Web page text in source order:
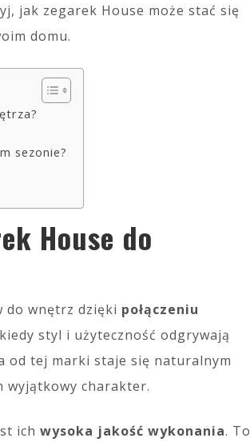
jak zegarek House może stać się
domu.
sezonie?
House do
do wnętrz dzięki połączeniu
styl i użyteczność odgrywają
od tej marki staje się naturalnym
wyjątkowy charakter.
ich wysoka jakość wykonania. To